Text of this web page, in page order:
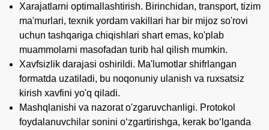
Xarajatlarni optimallashtirish. Birinchidan, transport, tizim
ma'murlari, texnik yordam vakillari har bir mijoz so'rovi
uchun tashqariga chiqishlari shart emas, ko'plab
muammolarni masofadan turib hal qilish mumkin.
Xavfsizlik darajasi oshirildi. Ma'lumotlar shifrlangan
formatda uzatiladi, bu noqonuniy ulanish va ruxsatsiz
kirish xavfini yo'q qiladi.
Mashqlanishi va nazorat o'zgaruvchanligi. Protokol
foydalanuvchilar sonini oʻzgartirishga, kerak boʻlganda